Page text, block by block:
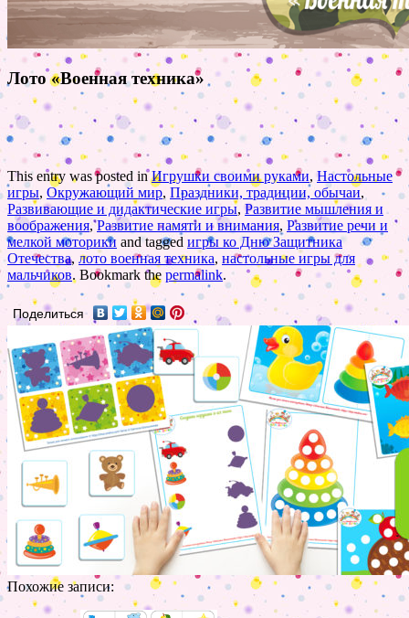
Лото «Военная техника»
This entry was posted inИгрушки своими руками, Настольные
игры, Окружающий мир, Праздники, традиции, обычаи,
Развивающие и дидактические игры, Развитие мышления и
воображения,Развитие памяти и внимания, Развитие речи и
мелкой моторики and tagged игры ко Дню Защитника
Отечества, лото военная техника, настольные игры для
мальчиков. Bookmark the permalink.
Поделиться
Похожие записи: